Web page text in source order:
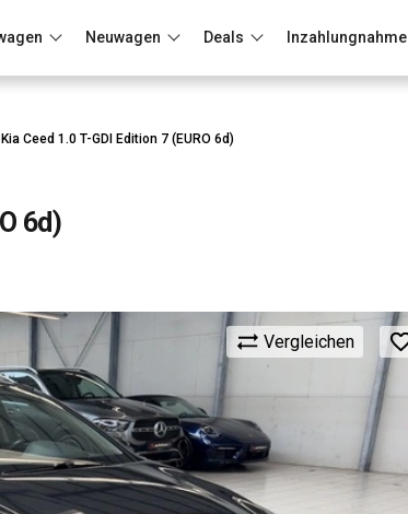
Neuwagen Deals Inzahlungnahme
Kia Ceed 1.0 T-GDI Edition 7 (EURO 6d)
6d)
Vergleichen